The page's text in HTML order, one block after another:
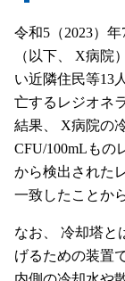
令和5（2023）
（以下、 X病院
い近隣住民等13
亡するレジオネ
結果、 X病院の
CFU/100mLもの
から検出された
一致したことか
なお、 冷却塔と
げるための装置